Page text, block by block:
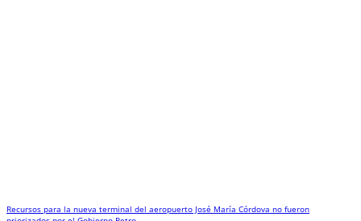
Recursos para la nueva terminal del aeropuerto José María Córdova no fueron